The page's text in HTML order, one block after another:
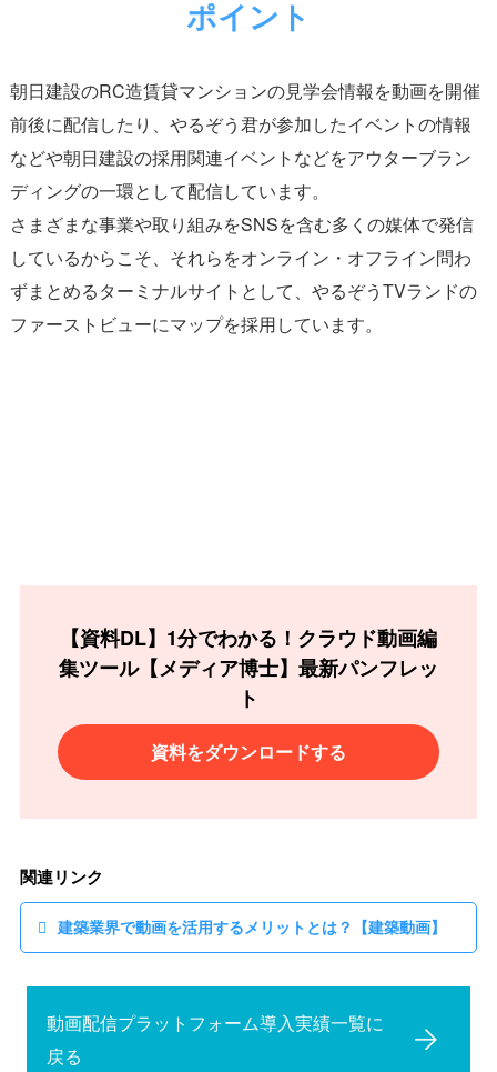
ポイント
朝日建設のRC造賃貸マンションの見学会情報を動画を開催
前後に配信したり、やるぞう君が参加したイベントの情報
などや朝日建設の採用関連イベントなどをアウターブラン
ディングの一環として配信しています。
さまざまな事業や取り組みをSNSを含む多くの媒体で発信
しているからこそ、それらをオンライン・オフライン問わ
ずまとめるターミナルサイトとして、やるぞうTVランドの
ファーストビューにマップを採用しています。
【資料DL】1分でわかる！クラウド動画編
集ツール【メディア博士】最新パンフレッ
ト
資料をダウンロードする
関連リンク
建築業界で動画を活用するメリットとは？【建築動画】
動画配信プラットフォーム導入実績一覧に
戻る